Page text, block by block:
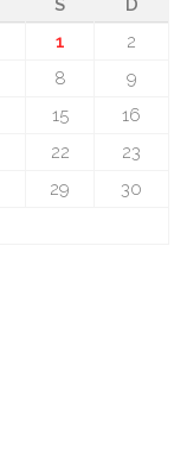
S
D
1
2
8
9
15
16
22
23
29
30